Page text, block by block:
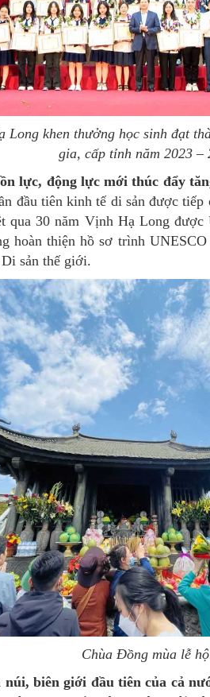
Long khen thưởng học sinh đạt
gia, cấp tỉnh năm 2023 –
lực, động lực mới thúc đẩy
đầu tiên kinh tế di sản được
qua 30 năm Vịnh Hạ Long
hoàn thiện hồ sơ trình
sản thế giới.
Chùa Đồng mùa lễ
biên giới đầu tiên của cả